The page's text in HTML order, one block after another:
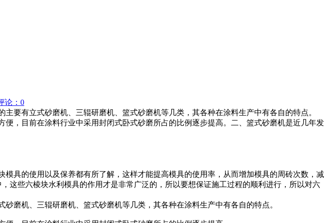
论：0
要有立式砂磨机、三辊研磨机、篮式砂磨机等几类，其各种在涂料生产中有各自的特点。
，目前在涂料行业中采用封闭式卧式砂磨所占的比例逐步提高。二、篮式砂磨机是近几年发
具的使用以及保养都有所了解，这样才能提高模具的使用率，从而增加模具的周砖次数，减
这些六棱块水利模具的作用才是非常广泛的，所以要想保证施工过程的顺利进行，所以对六
磨机、三辊研磨机、篮式砂磨机等几类，其各种在涂料生产中有各自的特点。